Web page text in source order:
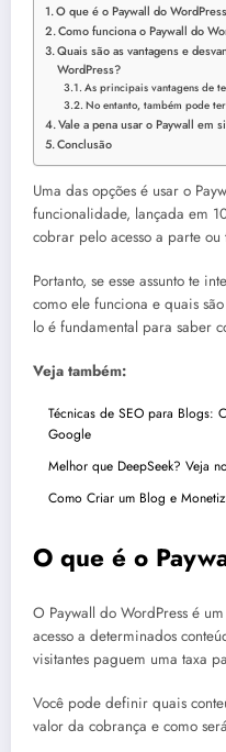
O que é o Paywall do
Como funciona o Paywall do
Quais são as vantagens e
WordPress?
As principais vantagens de
No entanto, também pode
Vale a pena usar o Paywall em
Conclusão
Uma das opções é usar o
funcionalidade, lançada em
cobrar pelo acesso a parte ou
Portanto, se esse assunto te
como ele funciona e quais
lo é fundamental para saber
Veja também:
Técnicas de SEO para Blogs:
Google
Melhor que DeepSeek? Veja
Como Criar um Blog e
O que é o
O Paywall do WordPress é
acesso a determinados
visitantes paguem uma taxa
Você pode definir quais
valor da cobrança e como